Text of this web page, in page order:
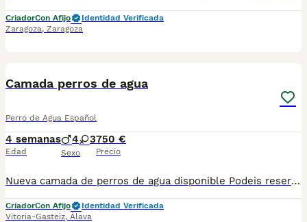
CriadorCon Afijo
Identidad Verificada
Zaragoza, Zaragoza
Camada perros de agua
Perro de Agua Español
4 semanas
Edad
4 3
Sexo
750 €
Precio
Nueva camada de perros de agua disponible Podeis reservar vuestro cachorro Disponemos de machos y hembras Algunos rabones de nacimiento Somos núcleo zoologico y criamos en ambiente familiar y colaboramos en con otros núcleos zoológicos Estamos en Segovia/Valladolid 📍 Se entregan al día con cartilla provisional desparataciones, cacunas correspondientes Pasaporte y chip pago a parte Garantias por escrito Posibilidad de envio contrareembolso con chofer de confianza Si estas pensando en aumentar la familia no lo Dudes ... Informate sin compromiso 34 635 87 39 14☎️☎️☎️
CriadorCon Afijo
Identidad Verificada
Vitoria-Gasteiz, Álava